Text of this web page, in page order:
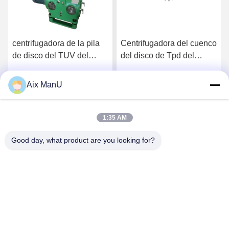
centrifugadora de la pila
de disco del TUV del
disco de 10000L H
Centrifugadora del cuenco
del disco de Tpd del
Aix ManU
1:35 AM
Good day, what product are you looking for?